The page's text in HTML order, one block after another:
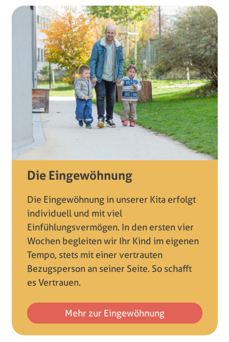
Die Eingewöhnung
Die Eingewöhnung in unserer Kita erfolgt
individuell und mit viel
Einfühlungsvermögen. In den ersten vier
Wochen begleiten wir Ihr Kind im eigenen
Tempo, stets mit einer vertrauten
Bezugsperson an seiner Seite. So schafft
es Vertrauen.
Mehr zur Eingewöhnung